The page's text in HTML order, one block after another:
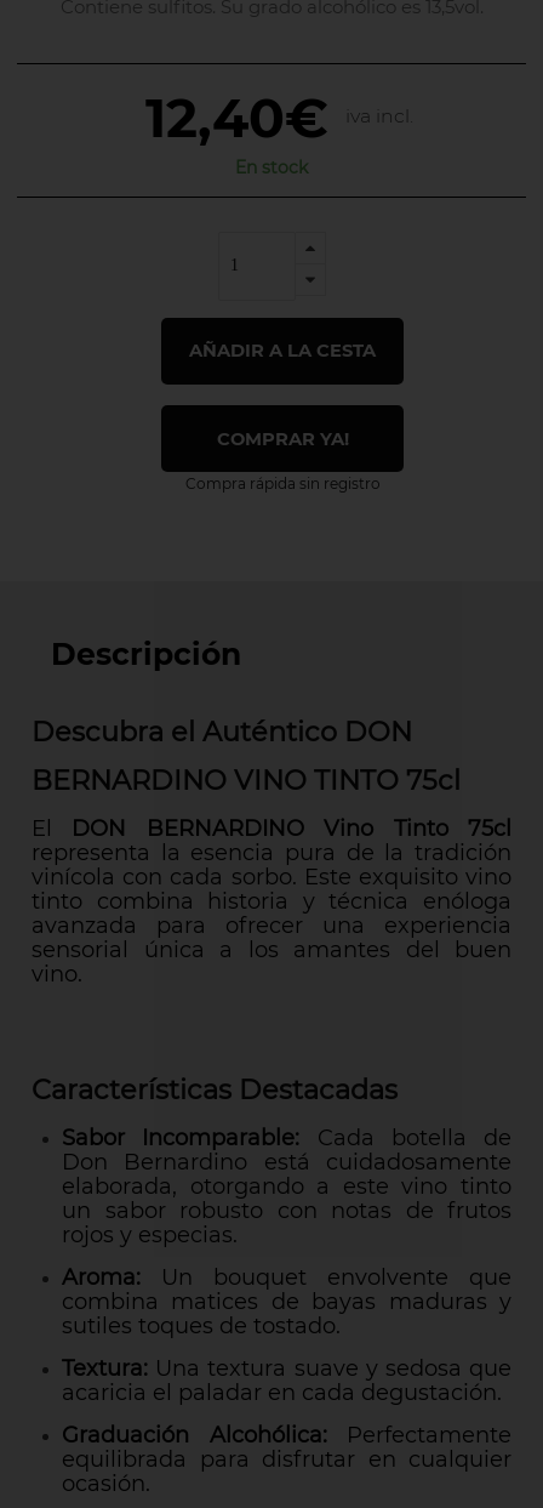
Contiene sulfitos. Su grado alcohólico es 13,5vol.
12,40€ iva incl.
En stock
AÑADIR A LA CESTA
COMPRAR YA!
Compra rápida sin registro
Descripción
Descubra el Auténtico DON
BERNARDINO VINO TINTO 75cl
El
DON BERNARDINO Vino Tinto 75cl
representa la esencia pura de la tradición
vinícola con cada sorbo. Este exquisito vino
tinto combina historia y técnica enóloga
avanzada para ofrecer una experiencia
sensorial única a los amantes del buen
vino.
Características Destacadas
Sabor Incomparable: Cada botella de
Don Bernardino está cuidadosamente
elaborada, otorgando a este vino tinto
un sabor robusto con notas de frutos
rojos y especias.
Aroma: Un bouquet envolvente que
combina matices de bayas maduras y
sutiles toques de tostado.
Textura: Una textura suave y sedosa que
acaricia el paladar en cada degustación.
Graduación Alcohólica:Perfectamente
equilibrada para disfrutar en cualquier
ocasión.